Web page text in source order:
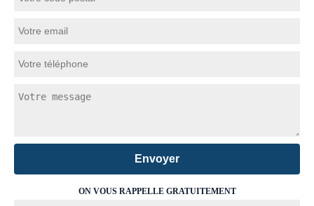
ON VOUS RAPPELLE GRATUITEMENT